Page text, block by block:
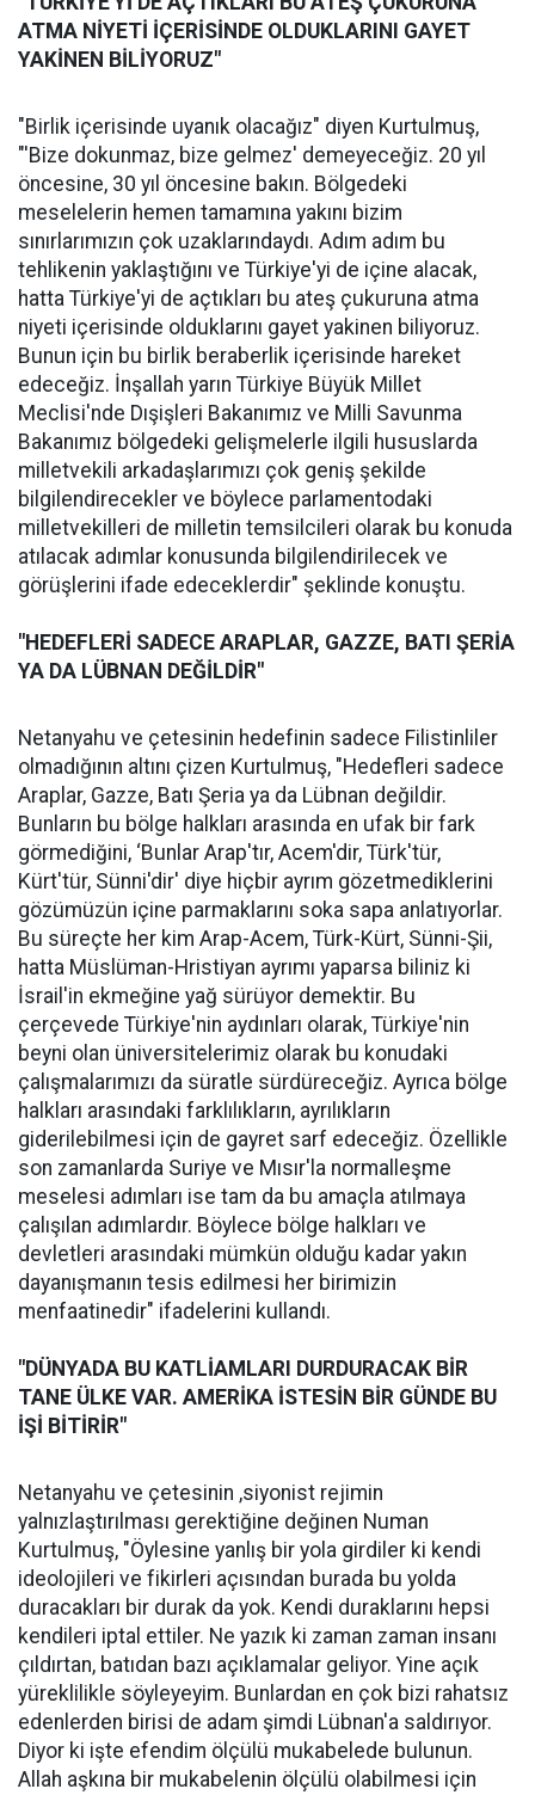
ATMA NİYETİ İÇERİSİNDE OLDUKLARINI GAYET
YAKİNEN BİLİYORUZ"
"Birlik içerisinde uyanık olacağız" diyen Kurtulmuş,
"'Bize dokunmaz, bize gelmez' demeyeceğiz. 20 yıl
öncesine, 30 yıl öncesine bakın. Bölgedeki
meselelerin hemen tamamına yakını bizim
sınırlarımızın çok uzaklarındaydı. Adım adım bu
tehlikenin yaklaştığını ve Türkiye'yi de içine alacak,
hatta Türkiye'yi de açtıkları bu ateş çukuruna atma
niyeti içerisinde olduklarını gayet yakinen biliyoruz.
Bunun için bu birlik beraberlik içerisinde hareket
edeceğiz. İnşallah yarın Türkiye Büyük Millet
Meclisi'nde Dışişleri Bakanımız ve Milli Savunma
Bakanımız bölgedeki gelişmelerle ilgili hususlarda
milletvekili arkadaşlarımızı çok geniş şekilde
bilgilendirecekler ve böylece parlamentodaki
milletvekilleri de milletin temsilcileri olarak bu konuda
atılacak adımlar konusunda bilgilendirilecek ve
görüşlerini ifade edeceklerdir" şeklinde konuştu.
"HEDEFLERİ SADECE ARAPLAR, GAZZE, BATI ŞERİA
YA DA LÜBNAN DEĞİLDİR"
Netanyahu ve çetesinin hedefinin sadece Filistinliler
olmadığının altını çizen Kurtulmuş, "Hedefleri sadece
Araplar, Gazze, Batı Şeria ya da Lübnan değildir.
Bunların bu bölge halkları arasında en ufak bir fark
görmediğini, ‘Bunlar Arap'tır, Acem'dir, Türk'tür,
Kürt'tür, Sünni'dir' diye hiçbir ayrım gözetmediklerini
gözümüzün içine parmaklarını soka sapa anlatıyorlar.
Bu süreçte her kim Arap-Acem, Türk-Kürt, Sünni-Şii,
hatta Müslüman-Hristiyan ayrımı yaparsa biliniz ki
İsrail'in ekmeğine yağ sürüyor demektir. Bu
çerçevede Türkiye'nin aydınları olarak, Türkiye'nin
beyni olan üniversitelerimiz olarak bu konudaki
çalışmalarımızı da süratle sürdüreceğiz. Ayrıca bölge
halkları arasındaki farklılıkların, ayrılıkların
giderilebilmesi için de gayret sarf edeceğiz. Özellikle
son zamanlarda Suriye ve Mısır'la normalleşme
meselesi adımları ise tam da bu amaçla atılmaya
çalışılan adımlardır. Böylece bölge halkları ve
devletleri arasındaki mümkün olduğu kadar yakın
dayanışmanın tesis edilmesi her birimizin
menfaatinedir" ifadelerini kullandı.
"DÜNYADA BU KATLİAMLARI DURDURACAK BİR
TANE ÜLKE VAR. AMERİKA İSTESİN BİR GÜNDE BU
İŞİ BİTİRİR"
Netanyahu ve çetesinin ,siyonist rejimin
yalnızlaştırılması gerektiğine değinen Numan
Kurtulmuş, "Öylesine yanlış bir yola girdiler ki kendi
ideolojileri ve fikirleri açısından burada bu yolda
duracakları bir durak da yok. Kendi duraklarını hepsi
kendileri iptal ettiler. Ne yazık ki zaman zaman insanı
çıldırtan, batıdan bazı açıklamalar geliyor. Yine açık
yüreklilikle söyleyeyim. Bunlardan en çok bizi rahatsız
edenlerden birisi de adam şimdi Lübnan'a saldırıyor.
Diyor ki işte efendim ölçülü mukabelede bulunun.
Allah aşkına bir mukabelenin ölçülü olabilmesi için